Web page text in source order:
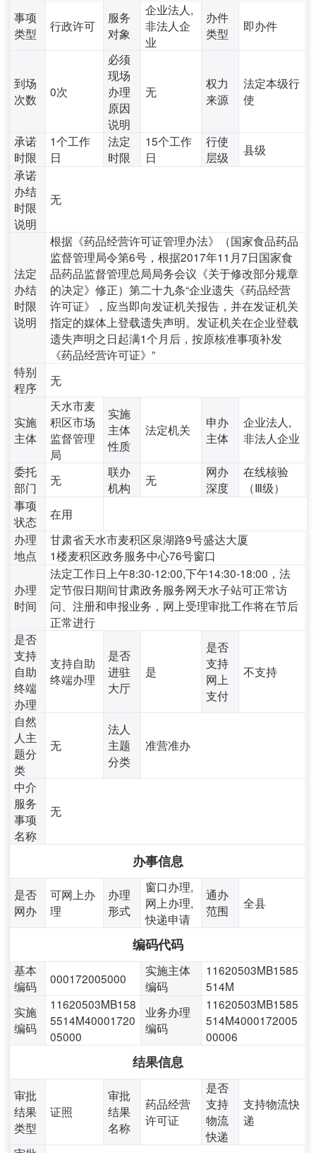
事项
类型
行政许可
服务
对象
企业法人,
非法人企
业
办件
类型
即办件
到场
次数
0次
必须
现场
办理
原因
说明
无
权力
来源
法定本级行
使
承诺
时限
1个工作
日
法定
时限
15个工作
日
行使
层级
县级
承诺
办结
时限
说明
无
法定
办结
时限
说明
根据《药品经营许可证管理办法》（国家食品药品
监督管理局令第6号，根据2017年11月7日国家食
品药品监督管理总局局务会议《关于修改部分规章
的决定》修正）第二十九条“企业遗失《药品经营
许可证》，应当即向发证机关报告，并在发证机关
指定的媒体上登载遗失声明。发证机关在企业登载
遗失声明之日起满1个月后，按原核准事项补发
《药品经营许可证》”
特别
程序
无
实施
主体
天水市麦
积区市场
监督管理
局
实施
主体
性质
法定机关
申办
主体
企业法人,
非法人企业
委托
部门
无
联办
机构
无
网办
深度
在线核验
（Ⅲ级）
事项
状态
在用
办理
地点
甘肃省天水市麦积区泉湖路9号盛达大厦
1楼麦积区政务服务中心76号窗口
办理
时间
法定工作日上午8:30-12:00,下午14:30-18:00，法
定节假日期间甘肃政务服务网天水子站可正常访
问、注册和申报业务，网上受理审批工作将在节后
正常进行
是否
支持
自助
终端
办理
支持自助
终端办理
是否
进驻
大厅
是
是否
支持
网上
支付
不支持
自然
人主
题分
类
无
法人
主题
分类
准营准办
中介
服务
事项
名称
无
办事信息
是否
网办
可网上办
理
办理
形式
窗口办理,
网上办理,
快递申请
通办
范围
全县
编码代码
基本
编码
000172005000
实施主体
编码
11620503MB1585
514M
实施
编码
11620503MB158
5514M40001720
05000
业务办理
编码
11620503MB1585
514M4000172005
00006
结果信息
审批
结果
类型
证照
审批
结果
名称
药品经营
许可证
是否
支持
物流
快递
支持物流快
递